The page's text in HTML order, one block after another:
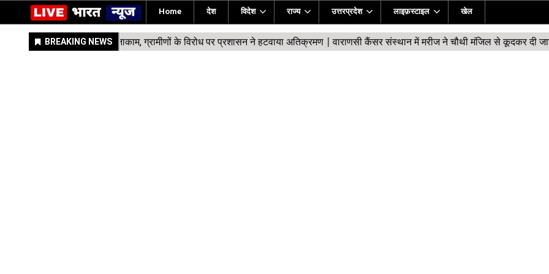
Home देश विदेश राज्य उत्तरप्रदेश लाइफ़स्टाइल खेल